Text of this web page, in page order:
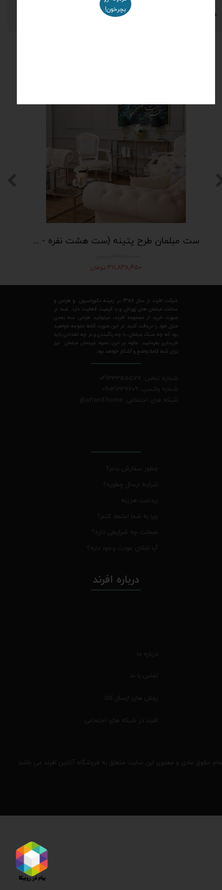
ست مبلمان طرح پتینه (ست هشت نفره - شامل دو عدد کاناپه چستر سه نفره و دو عدد مبل تکی درباری)
۳۱۱,۸۳۸,۴۵۰ تومان
شرکت افرند از سال 1388 در زمینه دکوراسیون و طراحی و
ساخت مبلمان های ژورنالی و با کیفیت فعالیت دارد. شما در
صورت خرید از مجموعه افرند، میتوانید طراحی سه بعدی
منزل خود را دریافت کنید. در این صورت کاملا متوجه خواهید
بود که چه سبک مبلمان، با چه رنگبندی و در چه تعدادی باید
خریداری بفرمایید. علاوه بر این، نحوه چیدمان مبلمان نیز
برای شما کاملا واضح و آشکار خواهد بود.
شماره تماس: 04133355577
شماره واتسپ: 09031237209
شبکه های اجتماعی: afrand.home
@
چطور سفارش بدم؟
شرایط ارسال چطوره؟
پرداخت هزینه
چرا به شما اعتماد کنم؟
ضمانت چه شرایطی داره؟
آیا امکان عودت وجود داره؟
حقوق مادی و معنوی این سایت متعلق به فروشگاه آنلاین افرند می باشد.
درباره افرند
درباره ما
تماس با ما
روش های ارسال کالا
افرند در شبکه های اجتماعی
بچرخون!